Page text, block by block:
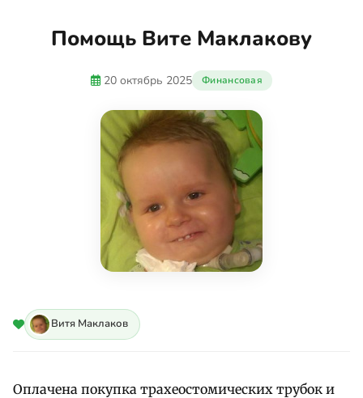
Помощь Вите Маклакову
20 октябрь 2025 Финансовая
Витя Маклаков
Оплачена покупка трахеостомических трубок и